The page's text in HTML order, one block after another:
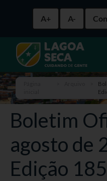
A+ A-
Boletim
agosto de
Edição 185